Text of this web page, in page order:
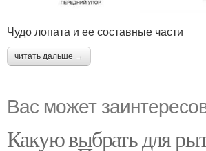
Чудо лопата и ее составные части
читать дальше →
Вас может
Какую выбрать для